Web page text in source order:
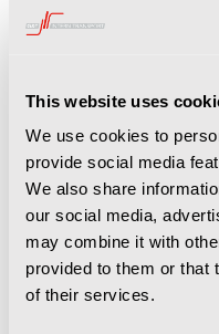
This website uses
We use cookies to
provide social media
We also share
our social media,
may combine it with
provided to them or that
of their services.
groot stervormig
verbonden is met een
capaciteit van het filter
de soort afvalstoffen
goede oplossingen
veilig kan werken. De
M stofklassen.